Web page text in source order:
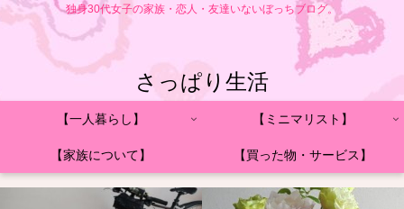
独身30代女子の家族・恋人・友達いないぼっちブログ。
さっぱり生活
【一人暮らし】 【ミニマリスト】
【家族について】 【買った物・サービス】